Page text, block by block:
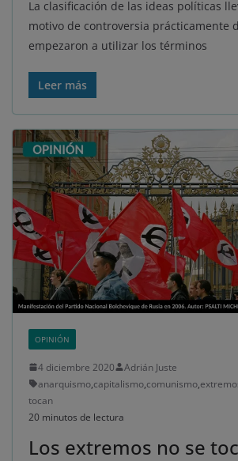
La clasificación de las ideas políticas
motivo de controversia prácticamente
empezaron a utilizar los términos
Leer más
OPINIÓN
4 diciembre 2020
Adrián Juste
anarquismo,capitalismo,comunismo,
tocan
20 minutos de lectura
Los extremos no se